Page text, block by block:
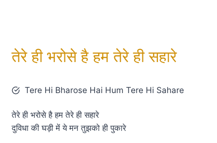
तेरे ही भरोसे है हम तेरे ही सहारे
Tere Hi Bharose Hai Hum Tere Hi Sahare
तेरे ही भरोसे है हम तेरे ही सहारे
दुविधा की घड़ी में ये मन तुझको ही पुकारे